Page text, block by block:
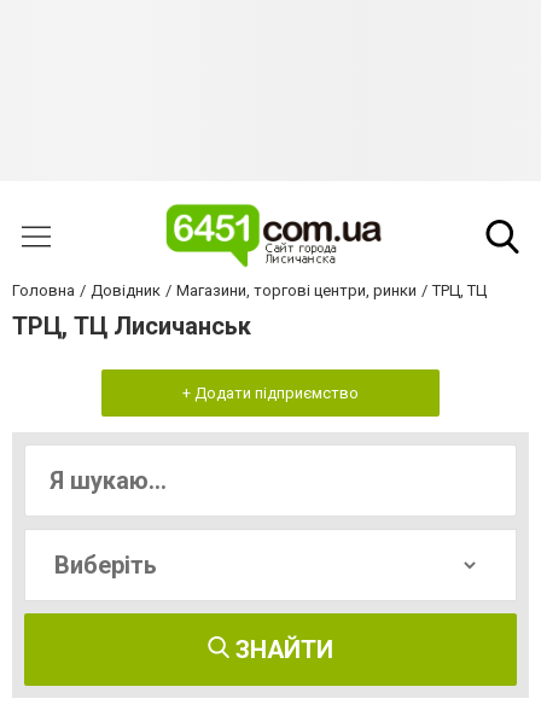
Головна Довідник Магазини, торгові центри, ринки ТРЦ, ТЦ
ТРЦ, ТЦ Лисичанськ
+ Додати підприємство
ЗНАЙТИ